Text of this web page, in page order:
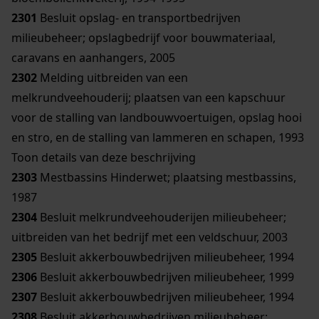
2301 Besluit opslag- en transportbedrijven
milieubeheer; opslagbedrijf voor bouwmateriaal,
caravans en aanhangers, 2005
2302 Melding uitbreiden van een
melkrundveehouderij; plaatsen van een kapschuur
voor de stalling van landbouwvoertuigen, opslag hooi
en stro, en de stalling van lammeren en schapen, 1993
Toon details van deze beschrijving
2303 Mestbassins Hinderwet; plaatsing mestbassins,
1987
2304 Besluit melkrundveehouderijen milieubeheer;
uitbreiden van het bedrijf met een veldschuur, 2003
2305 Besluit akkerbouwbedrijven milieubeheer, 1994
2306 Besluit akkerbouwbedrijven milieubeheer, 1999
2307 Besluit akkerbouwbedrijven milieubeheer, 1994